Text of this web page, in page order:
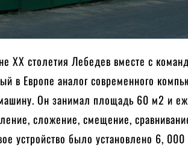
XX столетия Лебедев вместе с
в Европе аналог современного
Он занимал площадь 60 м2 и
сложение, смещение,
устройство было установлено 6, 000